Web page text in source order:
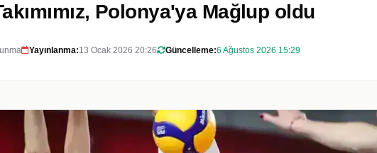
Polonya'ya Mağlup oldu
Yayınlanma:13 Ocak 2026 20:26 Güncelleme:6 Ağustos 2026 15:29